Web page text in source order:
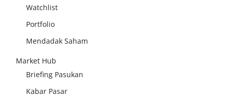
Watchlist
Portfolio
Mendadak Saham
Market Hub
Briefing Pasukan
Kabar Pasar